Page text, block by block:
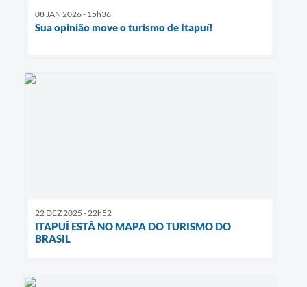
08 JAN 2026 - 15h36
Sua opinião move o turismo de Itapuí!
22 DEZ 2025 - 22h52
ITAPUÍ ESTÁ NO MAPA DO TURISMO DO
BRASIL